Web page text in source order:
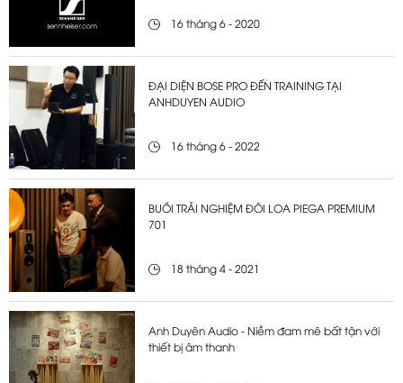
16 tháng 6 - 2020
ĐẠI DIỆN BOSE PRO ĐẾN TRAINING TẠI
ANHDUYEN AUDIO
16 tháng 6 - 2022
BUỔI TRẢI NGHIỆM ĐÔI LOA PIEGA PREMIUM
701
18 tháng 4 - 2021
Anh Duyên Audio - Niềm đam mê bất tận với
thiết bị âm thanh